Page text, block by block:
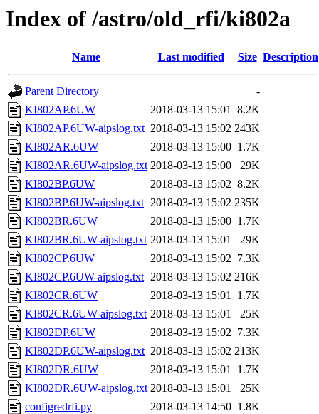
Index of /astro/old_rfi/ki802a
Name Last modified Size Description
Parent Directory
-
KI802AP.6UW
2018-03-13 15:01 8.2K
KI802AP.6UW-aipslog.txt 2018-03-13 15:02 243K
KI802AR.6UW
2018-03-13 15:00 1.7K
KI802AR.6UW-aipslog.txt 2018-03-13 15:00
29K
KI802BP.6UW
2018-03-13 15:02 8.2K
KI802BP.6UW-aipslog.txt 2018-03-13 15:02 235K
KI802BR.6UW
2018-03-13 15:00 1.7K
KI802BR.6UW-aipslog.txt 2018-03-13 15:01
29K
KI802CP.6UW
2018-03-13 15:02 7.3K
KI802CP.6UW-aipslog.txt 2018-03-13 15:02 216K
KI802CR.6UW
2018-03-13 15:01 1.7K
KI802CR.6UW-aipslog.txt 2018-03-13 15:01
25K
KI802DP.6UW
2018-03-13 15:02 7.3K
KI802DP.6UW-aipslog.txt 2018-03-13 15:02 213K
KI802DR.6UW
2018-03-13 15:01 1.7K
KI802DR.6UW-aipslog.txt 2018-03-13 15:01
25K
configredrfi.py
2018-03-13 14:50 1.8K